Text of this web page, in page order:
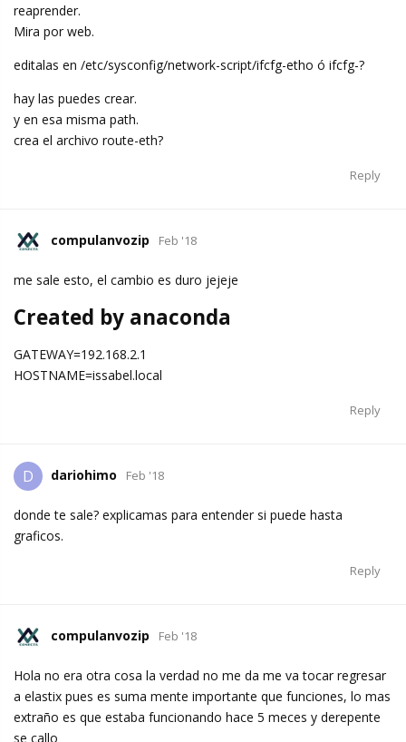
reaprender.
Mira por web.
editalas en /etc/sysconfig/network-script/ifcfg-etho ó ifcfg-?
hay las puedes crear.
y en esa misma path.
crea el archivo route-eth?
Reply
compulanvozip Feb '18
me sale esto, el cambio es duro jejeje
Created by anaconda
GATEWAY=192.168.2.1
HOSTNAME=issabel.local
Reply
D dariohimo Feb '18
donde te sale? explicamas para entender si puede hasta
graficos.
Reply
compulanvozip Feb '18
Hola no era otra cosa la verdad no me da me va tocar regresar
a elastix pues es suma mente importante que funciones, lo mas
extraño es que estaba funcionando hace 5 meces y derepente
se callo